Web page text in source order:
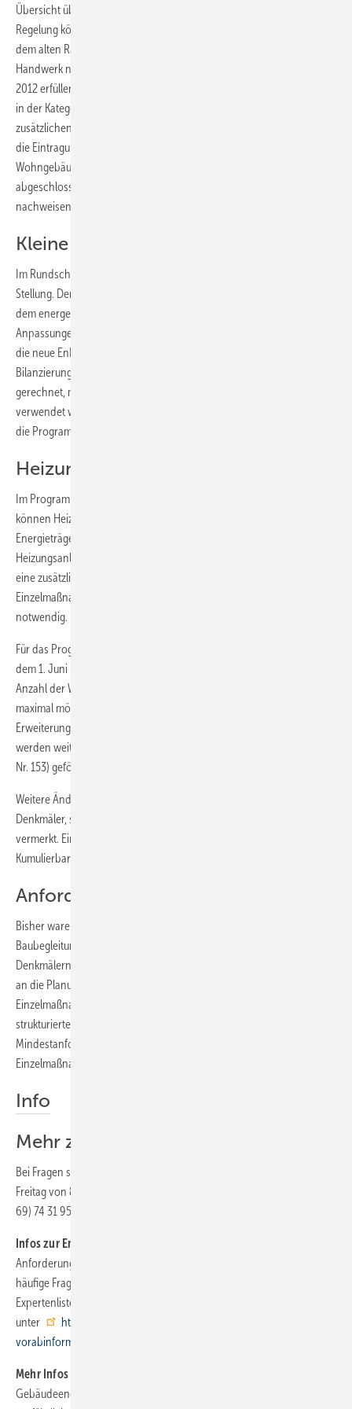
Übersicht über die Eintragungsanforderungen dargestellt. Diese
Regelung können auch
dem alten Rahmenlehrplan nutzen. Gebäudeenergieberater im
Handwerk nach dem neuen bundeseinheitlichen Rahmenlehrplan
2012 erfüllen die Anforderungen für die Aufnahme in die Expertenliste
in der Kategorie „Energieeffizient Bauen und Sanieren“ ohne
zusätzlichen Fortbildungsbedarf. Alternativ zu den Fortbildungen kann
die Eintragung auch – nun zeitlich unbegrenzt – über Referenzen für
Wohngebäudenachweise erfolgen. Energieberater mit kürzlich
abgeschlossener Ausbildung müssen ihre Grundqualifikation
nachweisen.
Kleine Änderungen durch EnEV
Im Rundschreiben nahm die KfW auch zur Umsetzung der EnEV 2014
Stellung. Demnach liegt das Referenzgebäude aus der EnEV weiter
dem energetischen Niveau der KfW-Effizienzhäuser zugrunde.
Anpassungen der Förderstandards sind derzeit nicht geplant. Wenn
die neue EnEV am 1. Mai 2014 in Kraft tritt, sind auch die neuen
Bilanzierungsvorschriften anzuwenden. Wird nach DIN V 18599
gerechnet, muss die Neufassung der DIN aus dem Jahr 2011
verwendet werden. Das vereinfachte Verfahren („EnEV easy“) ist für
die Programme „Energieeffizient Bauen und Sanieren“ nicht zulässig.
Heizungsanlagen jetzt förderfähig
Im Programm „Energieeffizient Sanieren – Ergänzungskredit 167“
können Heizungsanlagen, die auf Basis erneuerbarer und fossiler
Energieträger betrieben werden – sogenannte kombinierte
Heizungsanlagen – ab sofort vollständig gefördert werden. Bisher war
eine zusätzliche Antragstellung für den fossilen Anlagenteil als
Einzelmaßnahme im Programm „Energieeffizient Sanieren“ (152, 430)
notwendig.
Für das Programm „Energieeffizient Sanieren“ 151/152 und 430 ist ab
dem 1. Juni 2014 ein neues Merkblatt gültig. Danach ist künftig die
Anzahl der Wohneinheiten nach anstatt vor der Sanierung für die
maximal mögliche Förderung maßgeblich. Wohneinheiten, die durch
Erweiterung oder Ausbau bestehender Gebäude neu entstehen,
werden weiterhin im Programm „Energieeffizient Bauen“ (Programm-
Nr. 153) gefördert.
Weitere Änderungen, z.B. auch für erhaltenswerte Bausubstanz bzw.
Denkmäler, sind im geänderten Merkblatt zum Programm 151/152
vermerkt. Eine Übersicht über die Förderfähigkeit und die
Kumulierbarkeit mit dem Marktanreizprogramm des BAFA zeigt
Anforderungen für Baubegleitung
Bisher waren explizite Mindestanforderungen an die Planung und
Baubegleitung nur bei KfW-Effizienzhäusern 40 und 55 sowie
Denkmälern geregelt. Ab 1. Juni 2014 gelten Mindestanforderungen
an die Planung und Baubegleitung für alle Effizienzhäuser und
Einzelmaßnahmen. Dies ist in der überarbeiteten und neu
strukturierten Anlage zum Merkblatt „Technische
Mindestanforderungen“ dokumentiert. Die Anforderungen an die
Einzelmaßnahmen wurden geringfügig überarbeitet.
Info
Mehr zu den KfW-Neuerungen
Bei Fragen steht das Infocenter der KfW zur Verfügung von Montag bis
Freitag von 8.00 bis 18.30 Uhr unter Telefon (08 00) 5 39 90 02, Fax (0
69) 74 31 95 00.
Infos zur Energieeffizienz-Expertenliste:
Anforderungen an die nachzuweisenden Weiterbildungen sowie
häufige Fragen und Antworten zur Eintragung in die Energieeffizienz-
Expertenliste stehen auf der Internetseite zur Verfügung. Weitere Infos
unter
http://www.energie-effizienz-experten.de/­
vorabinformationen
Mehr Infos im GEB:
Gebäudeenergieberater ist zum Thema KfW-Förderungen ein